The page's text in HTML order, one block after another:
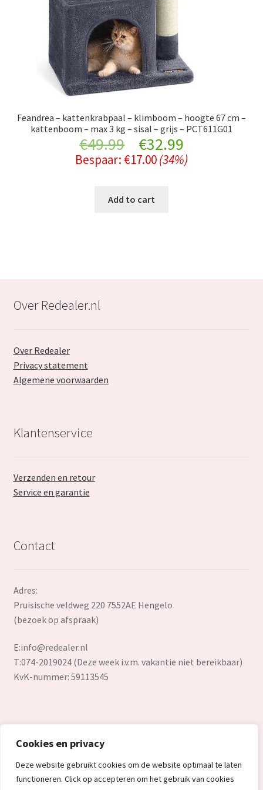
Cookies en privacy
Deze website gebruikt cookies om de website optimaal te laten
functioneren. Click op accepteren om het gebruik van cookies
Feandrea – kattenkrabpaal – klimboom – hoogte 67 cm –
kattenboom – max 3 kg – sisal – grijs – PCT611G01
€49.99
Original
price
was:
€32.99Current
price
Bespaar: €17.00(34%)
Add to cart
Over Redealer.nl
Over Redealer
Privacy statement
Algemene voorwaarden
Klantenservice
Verzenden en retour
Service en garantie
Contact
Adres:
Pruisische veldweg 220 7552AE Hengelo
(bezoek op afspraak)
E:info@redealer.nl
T:074-2019024 (Deze week i.v.m. vakantie niet bereikbaar)
KvK-nummer: 59113545
© Redealer.nl | Gecontroleerde retourproducten en nieuwe
overstockproducten tegen een onverslaanbare lage prijs.
2026